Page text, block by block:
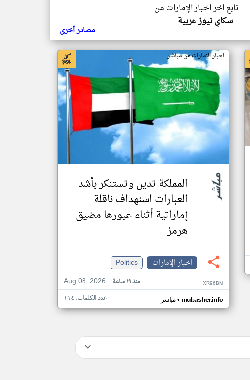
تابع اخر اخبار الإمارات من
سكاي نيوز عربية
مصادر أخرى
اخبار الإمارات من مباشر
المملكة تدين وتستنكر بأشد
العبارات استهداف ناقلة
إماراتية أثناء عبورها مضيق
هرمز
اخبار الإمارات
Politics
Aug 08, 2026
منذ ١٩ ساعة XR96BM
مباشر• mubasher.info عدد الكلمات: ١١٤